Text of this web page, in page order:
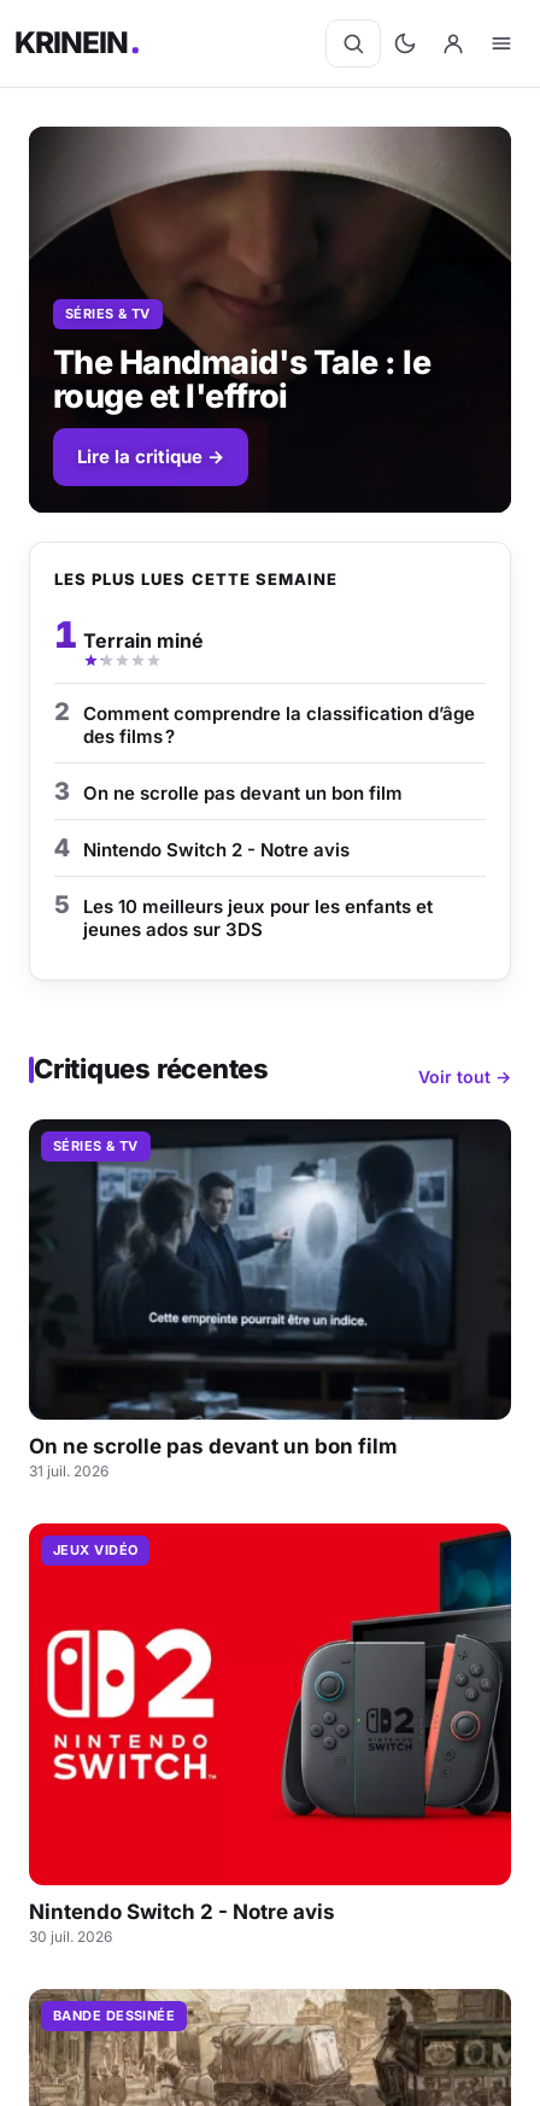
KRINEIN
Séries
Manga
BD
Livres
Jeux vidéo
Musique
Sortir
Sciences & Tech
Forum
SÉRIES & TV
The Handmaid's Tale : le
rouge et l'effroi
Lire la critique →
LES PLUS LUES CETTE SEMAINE
1 Terrain miné
2
Comment comprendre la classification d’âge
des films ?
3 On ne scrolle pas devant un bon film
4 Nintendo Switch 2 - Notre avis
5
Les 10 meilleurs jeux pour les enfants et
jeunes ados sur 3DS
Critiques récentes Voir tout →
SÉRIES & TV
On ne scrolle pas devant un bon film
31 juil. 2026
JEUX VIDÉO
Nintendo Switch 2 - Notre avis
30 juil. 2026
BANDE DESSINÉE